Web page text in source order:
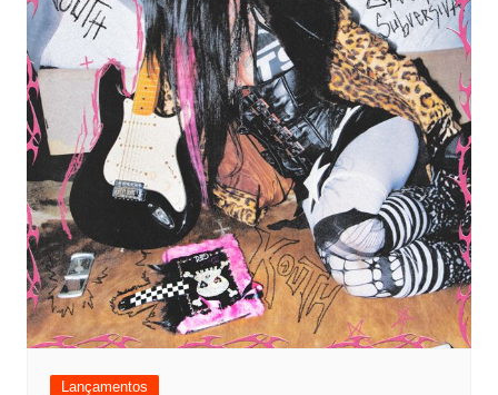
Lançamentos